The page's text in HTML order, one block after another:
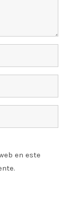
en este